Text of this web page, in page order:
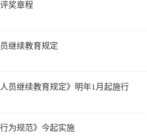
奖章程
继续教育规定
人员继续教育规定》明年1月起施行
为规范》今起实施